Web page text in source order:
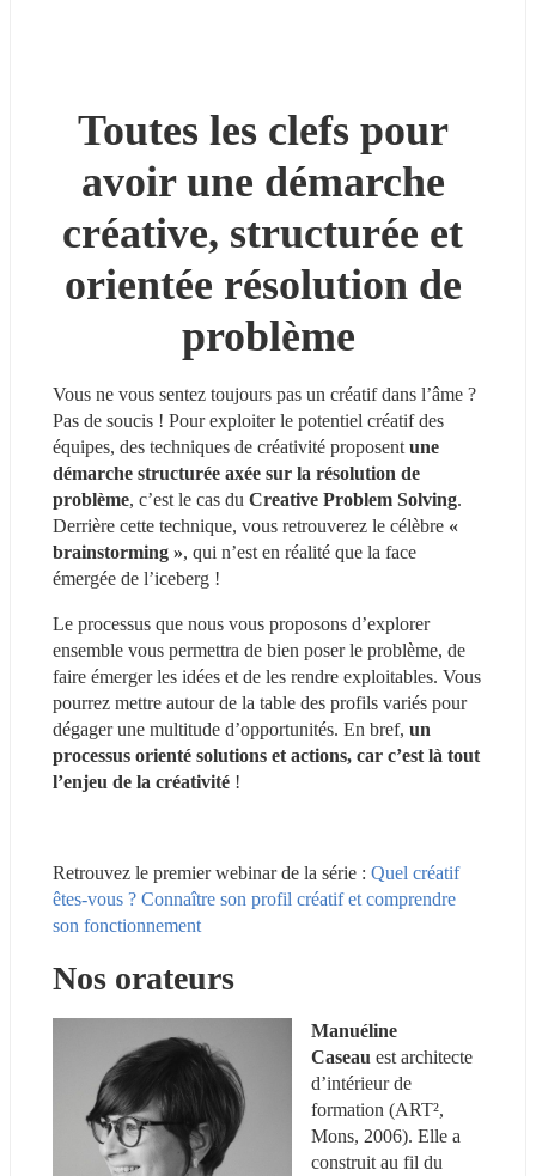
Toutes les clefs pour
avoir une démarche
créative, structurée et
orientée résolution de
problème
Vous ne vous sentez toujours pas un créatif dans l’âme ?
Pas de soucis ! Pour exploiter le potentiel créatif des
équipes, des techniques de créativité proposent une
démarche structurée axée sur la résolution de
problème, c’est le cas du Creative Problem Solving.
Derrière cette technique, vous retrouverez le célèbre «
brainstorming », qui n’est en réalité que la face
émergée de l’iceberg !
Le processus que nous vous proposons d’explorer
ensemble vous permettra de bien poser le problème, de
faire émerger les idées et de les rendre exploitables. Vous
pourrez mettre autour de la table des profils variés pour
dégager une multitude d’opportunités. En bref, un
processus orienté solutions et actions, car c’est là tout
l’enjeu de la créativité !
Retrouvez le premier webinar de la série : Quel créatif
êtes-vous ? Connaître son profil créatif et comprendre
son fonctionnement
Nos orateurs
Manuéline
Caseau est architecte
d’intérieur de
formation (ART²,
Mons, 2006). Elle a
construit au fil du